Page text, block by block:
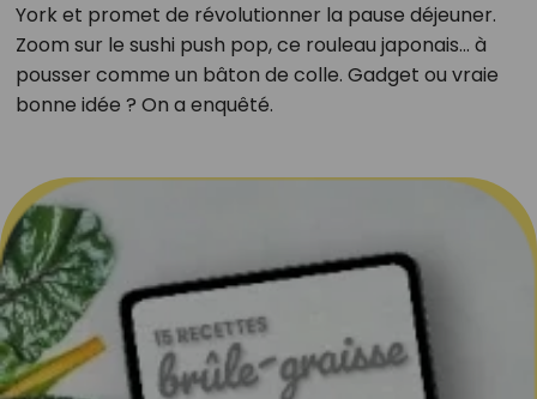
York et promet de révolutionner la pause déjeuner.
Zoom sur le sushi push pop, ce rouleau japonais… à
pousser comme un bâton de colle. Gadget ou vraie
bonne idée ? On a enquêté.